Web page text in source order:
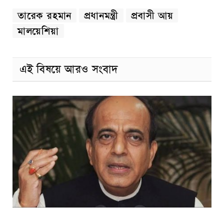
তারেক রহমান প্রধানমন্ত্রী
প্রবাসী আয়
মালয়েশিয়া
এই বিষয়ে আরও সংবাদ